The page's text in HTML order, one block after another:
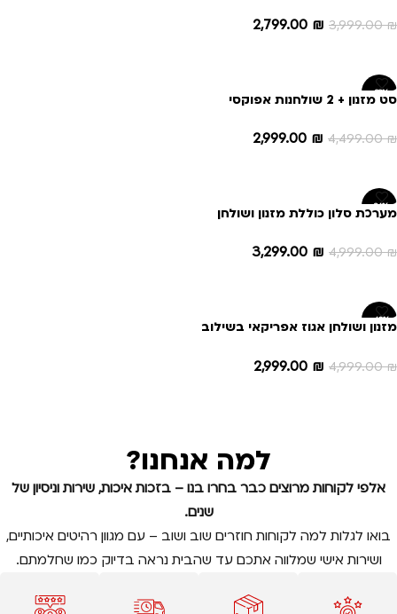
3,999.00₪
2,799.00 ₪
-33%
סט מזנון + 2 שולחנות אפוקסי
4,499.00₪
2,999.00 ₪
-34%
מערכת סלון כוללת מזנון ושולחן
4,999.00₪
3,299.00 ₪
-40%
מזנון ושולחן אגוז אפריקאי בשילוב
4,999.00₪
2,999.00 ₪
למה אנחנו?
אלפי לקוחות מרוצים כבר בחרו בנו – בזכות איכות, שירות וניסיון של
שנים.
בואו לגלות למה לקוחות חוזרים שוב ושוב – עם מגוון רהיטים איכותיים,
ושירות אישי שמלווה אתכם עד שהבית נראה בדיוק כמו שחלמתם.